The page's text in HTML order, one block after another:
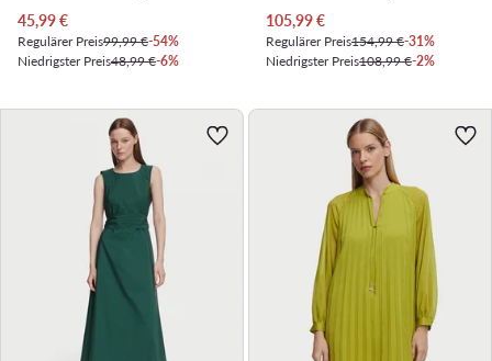
Aktueller Preis
45,99€
Regulärer Preis99,99 €-54%
Niedrigster Preis48,99 €-6%
Aktueller Preis
105,99€
Regulärer Preis154,99 €-31%
Niedrigster Preis108,99 €-2%